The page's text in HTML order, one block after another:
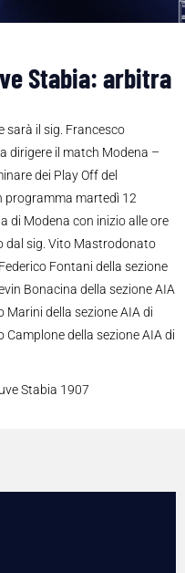
Stabia: arbitra
sarà il sig. Francesco
dirigere il match Modena –
dei Play Off del
programma martedì 12
di Modena con inizio alle ore
dal sig. Vito Mastrodonato
Fontani della sezione
Bonacina della sezione AIA
Marini della sezione AIA di
Camplone della sezione AIA di
Stabia 1907